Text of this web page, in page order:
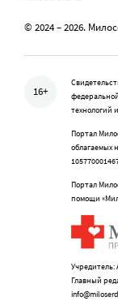
© 2024 – 2026.
16+
технологий
Портал
облагаемых
Портал
помощи
Главный